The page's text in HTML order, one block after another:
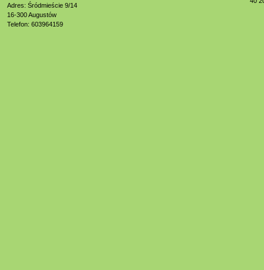
Adres: Śródmieście 9/14
16-300 Augustów
Telefon: 603964159